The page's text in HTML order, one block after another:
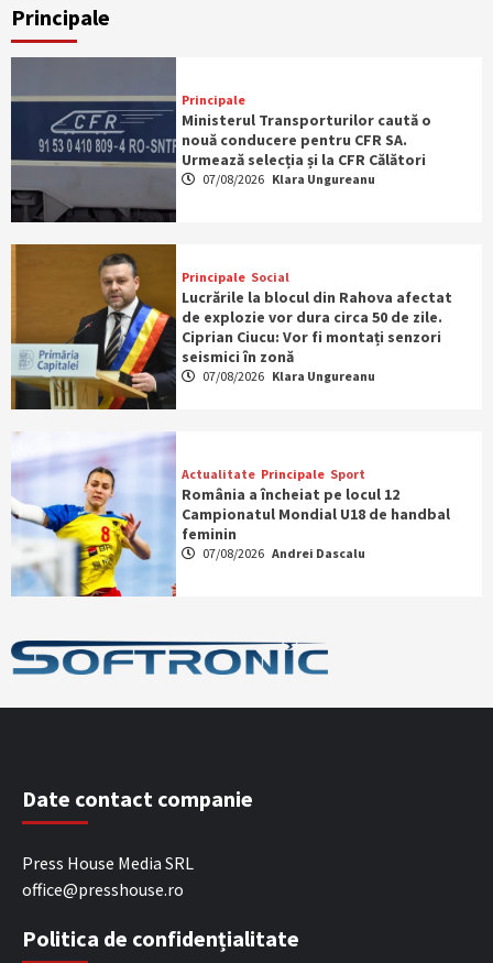
Principale
Principale
Ministerul Transporturilor caută o
nouă conducere pentru CFR SA.
Urmează selecția și la CFR Călători
07/08/2026 Klara Ungureanu
Principale Social
Lucrările la blocul din Rahova afectat
de explozie vor dura circa 50 de zile.
Ciprian Ciucu: Vor fi montați senzori
seismici în zonă
07/08/2026 Klara Ungureanu
Actualitate Principale Sport
România a încheiat pe locul 12
Campionatul Mondial U18 de handbal
feminin
07/08/2026 Andrei Dascalu
Date contact companie
Press House Media SRL
office@presshouse.ro
Politica de confidențialitate